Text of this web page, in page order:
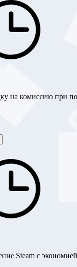
на комиссию при
Steam с